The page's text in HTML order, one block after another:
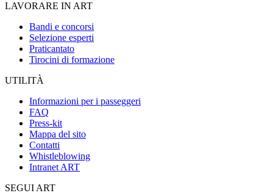
LAVORARE IN ART
Bandi e concorsi
Selezione esperti
Praticantato
Tirocini di formazione
UTILITÀ
Informazioni per i passeggeri
FAQ
Press-kit
Mappa del sito
Contatti
Whistleblowing
Intranet ART
SEGUI ART